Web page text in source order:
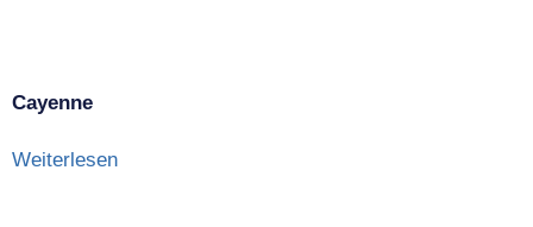
Cayenne
Weiterlesen